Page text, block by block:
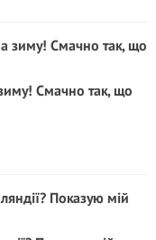
Смачно так, що